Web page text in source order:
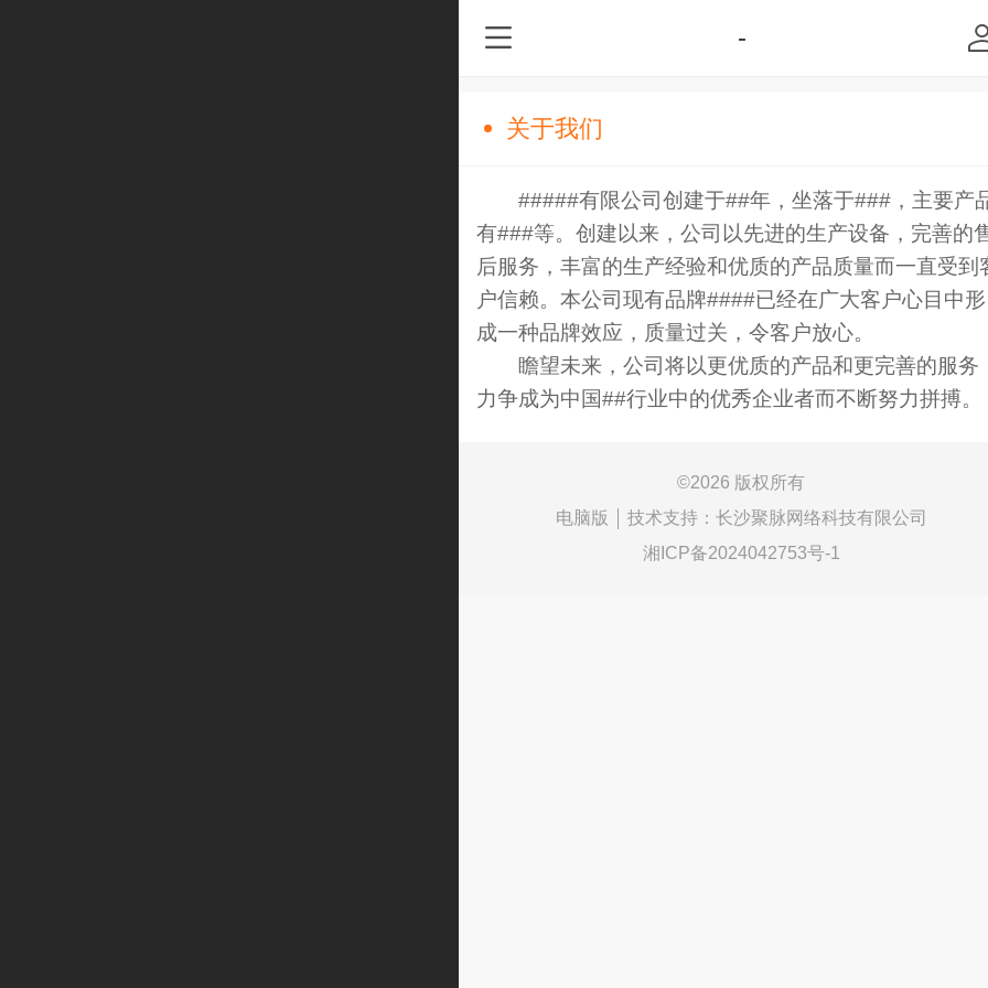
-
关于我们
#####有限公司创建于##年，坐落于###，主要产
有###等。创建以来，公司以先进的生产设备，完善的
后服务，丰富的生产经验和优质的产品质量而一直受到
户信赖。本公司现有品牌####已经在广大客户心目中形
成一种品牌效应，质量过关，令客户放心。
瞻望未来，公司将以更优质的产品和更完善的服务
力争成为中国##行业中的优秀企业者而不断努力拼搏。
©2026 版权所有
电脑版
技术支持： 长沙聚脉网络科技有限公司
湘ICP备2024042753号-1